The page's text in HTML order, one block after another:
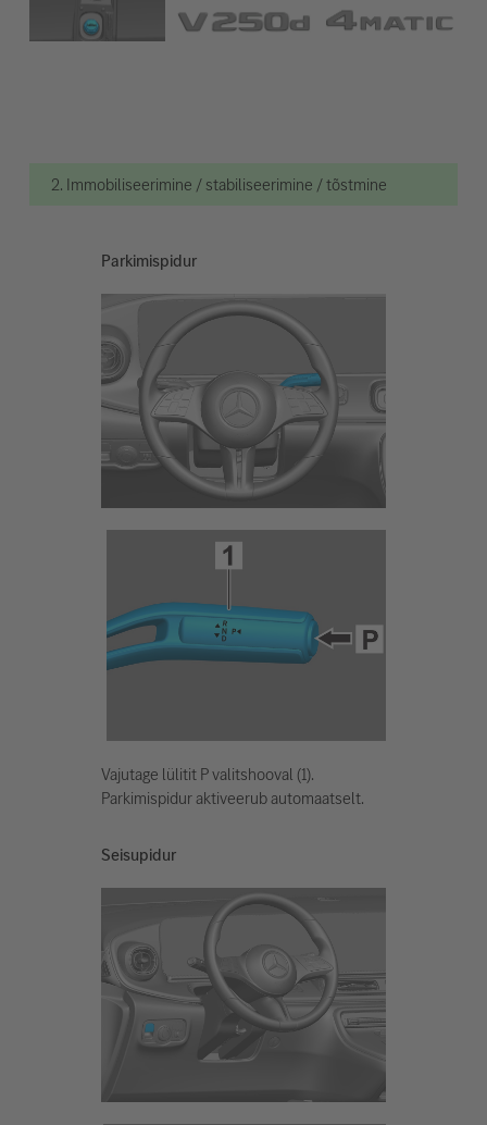
2. Immobiliseerimine / stabiliseerimine / tõstmine
Parkimispidur
Vajutage lülitit P valitshooval (1).
Parkimispidur aktiveerub automaatselt.
Seisupidur